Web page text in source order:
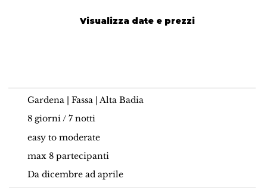
Visualizza date e prezzi
Gardena | Fassa | Alta Badia
8 giorni / 7 notti
easy to moderate
max 8 partecipanti
Da dicembre ad aprile